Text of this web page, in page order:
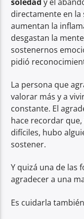
directamente en la
aumentan la
desgastan la
sostenernos
pidió
La persona que
valorar más y a
constante. El
hace recordar
difíciles, hubo
sostener.
Y quizá una de las
agradecer a una
Es cuidarla